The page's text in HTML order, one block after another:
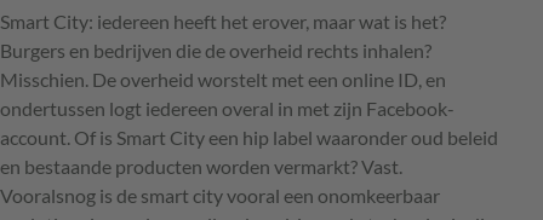
Smart City: iedereen heeft het erover, maar wat is het?
Burgers en bedrijven die de overheid rechts inhalen?
Misschien. De overheid worstelt met een online ID, en
ondertussen logt iedereen overal in met zijn Facebook-
account. Of is Smart City een hip label waaronder oud beleid
en bestaande producten worden vermarkt? Vast.
Vooralsnog is de smart city vooral een onomkeerbaar